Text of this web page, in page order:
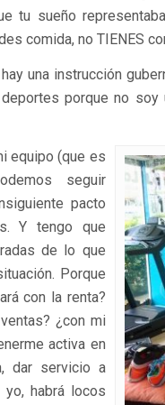
tu sueño
comida, no TIENES
una instrucción
porque no soy
equipo (que es
seguir
pacto
Y tengo que
de lo que
Porque
con la renta?
¿con mi
activa en
dar servicio a
yo, habrá locos